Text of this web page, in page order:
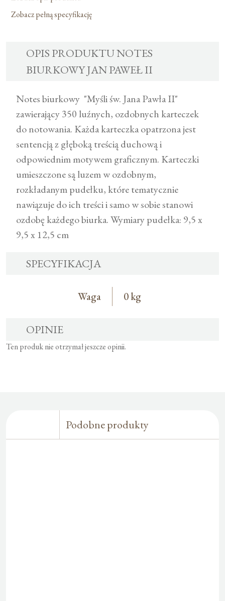
Zobacz pełną specyfikację
OPIS PRODUKTU NOTES
BIURKOWY JAN PAWEŁ II
Notes biurkowy "Myśli św. Jana Pawła II"
zawierający 350 luźnych, ozdobnych karteczek
do notowania. Każda karteczka opatrzona jest
sentencją z głęboką treścią duchową i
odpowiednim motywem graficznym. Karteczki
umieszczone są luzem w ozdobnym,
rozkładanym pudełku, które tematycznie
nawiązuje do ich treści i samo w sobie stanowi
ozdobę każdego biurka. Wymiary pudełka: 9,5 x
9,5 x 12,5 cm
SPECYFIKACJA
Waga 0 kg
OPINIE
Ten produk nie otrzymał jeszcze opinii.
Podobne produkty